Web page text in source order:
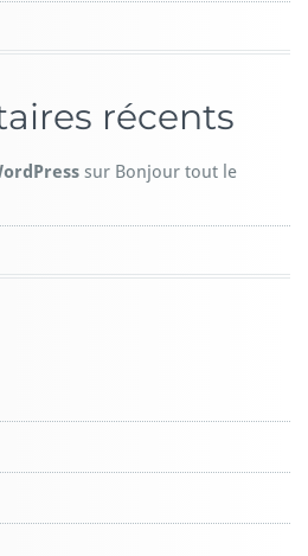
récents
sur Bonjour tout le